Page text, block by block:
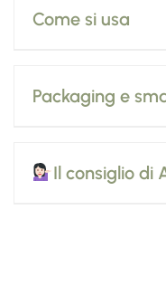
Come si usa
Packaging e
Il consiglio di